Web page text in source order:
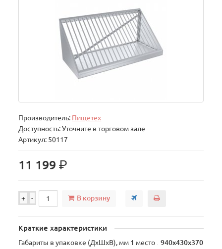
Производитель: Пищетех
Доступность: Уточните в торговом зале
Артикул: 50117
11 199р.
+ - В корзину
Краткие характеристики
Габариты в упаковке (ДхШхВ), мм 1 место
940х430х370